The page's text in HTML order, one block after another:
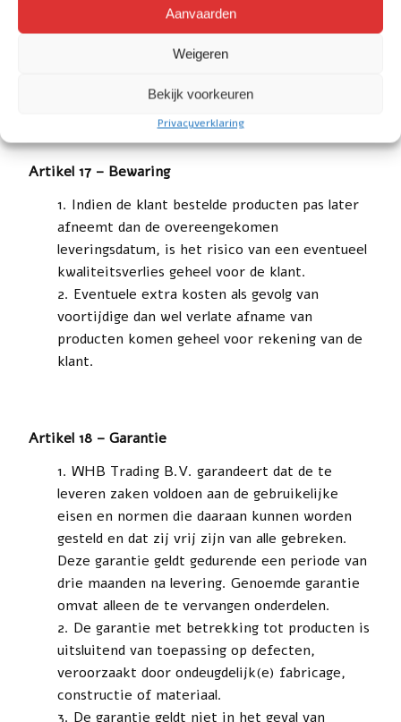
Aanvaarden
Weigeren
Bekijk voorkeuren
Privacyverklaring
zichtbare beschadigingen aan producten of de
melden aan WHB Trading B.V., bij gebreke
kan worden gehouden voor eventuele schade.
Artikel 17 – Bewaring
Indien de klant bestelde producten pas later
afneemt dan de overeengekomen
leveringsdatum, is het risico van een eventueel
kwaliteitsverlies geheel voor de klant.
Eventuele extra kosten als gevolg van
voortijdige dan wel verlate afname van
producten komen geheel voor rekening van de
klant.
Artikel 18 – Garantie
WHB Trading B.V. garandeert dat de te
leveren zaken voldoen aan de gebruikelijke
eisen en normen die daaraan kunnen worden
gesteld en dat zij vrij zijn van alle gebreken.
Deze garantie geldt gedurende een periode van
drie maanden na levering. Genoemde garantie
omvat alleen de te vervangen onderdelen.
De garantie met betrekking tot producten is
uitsluitend van toepassing op defecten,
veroorzaakt door ondeugdelijk(e) fabricage,
constructie of materiaal.
De garantie geldt niet in het geval van